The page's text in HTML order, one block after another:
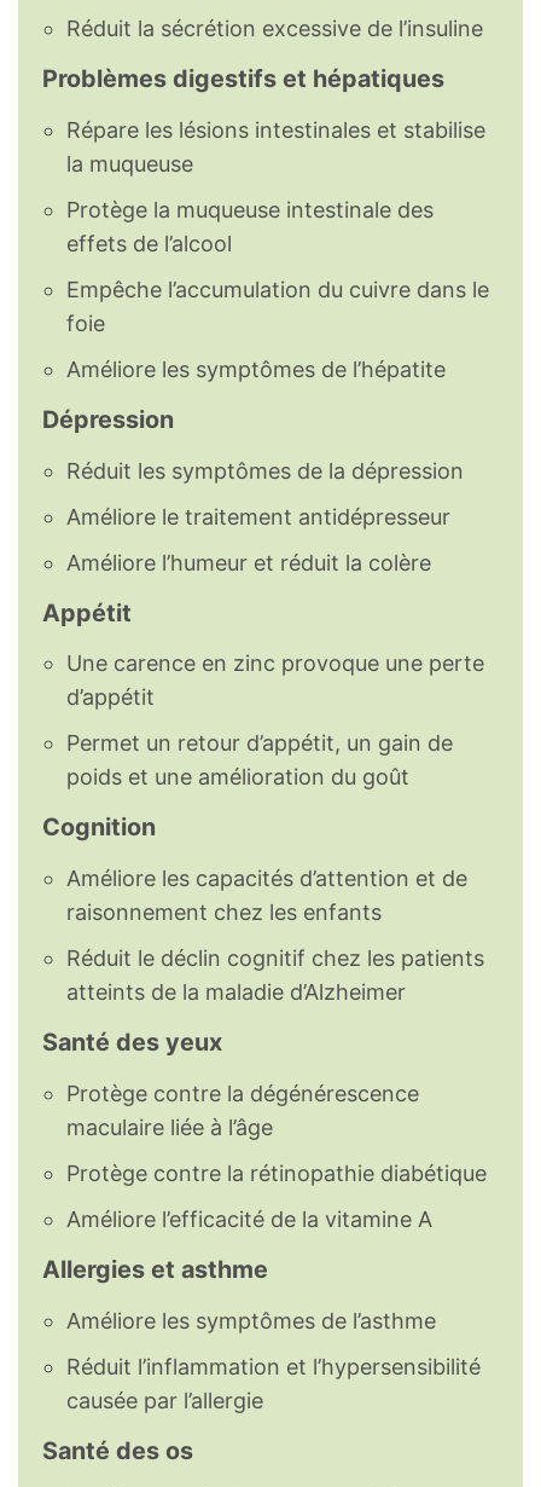
Réduit la sécrétion excessive de l’insuline
Problèmes digestifs et hépatiques
Répare les lésions intestinales et stabilise
la muqueuse
Protège la muqueuse intestinale des
effets de l’alcool
Empêche l’accumulation du cuivre dans le
foie
Améliore les symptômes de l’hépatite
Dépression
Réduit les symptômes de la dépression
Améliore le traitement antidépresseur
Améliore l’humeur et réduit la colère
Appétit
Une carence en zinc provoque une perte
d’appétit
Permet un retour d’appétit, un gain de
poids et une amélioration du goût
Cognition
Améliore les capacités d’attention et de
raisonnement chez les enfants
Réduit le déclin cognitif chez les patients
atteints de la maladie d’Alzheimer
Santé des yeux
Protège contre la dégénérescence
maculaire liée à l’âge
Protège contre la rétinopathie diabétique
Améliore l’efficacité de la vitamine A
Allergies et asthme
Améliore les symptômes de l’asthme
Réduit l’inflammation et l’hypersensibilité
causée par l’allergie
Santé des os